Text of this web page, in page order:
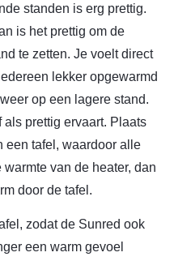
standen is erg prettig.
is het prettig om de
te zetten. Je voelt direct
lekker opgewarmd
op een lagere stand.
als prettig ervaart. Plaats
een tafel, waardoor alle
van de heater, dan
door de tafel.
zodat de Sunred ook
een warm gevoel